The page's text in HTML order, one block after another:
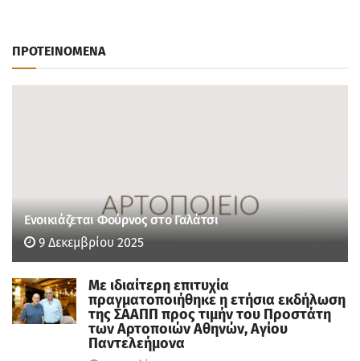
ΠΡΟΤΕΙΝΟΜΕΝΑ
Ενοικιάζεται Φούρνος στο Γαλάτσι
9 Δεκεμβρίου 2025
Με ιδιαίτερη επιτυχία
πραγματοποιήθηκε η ετήσια εκδήλωση
της ΣΑΑΠΠ προς τιμήν του Προστάτη
των Αρτοποιών Αθηνών, Αγίου
Παντελεήμονα